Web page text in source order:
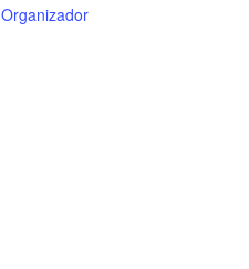
Organizador